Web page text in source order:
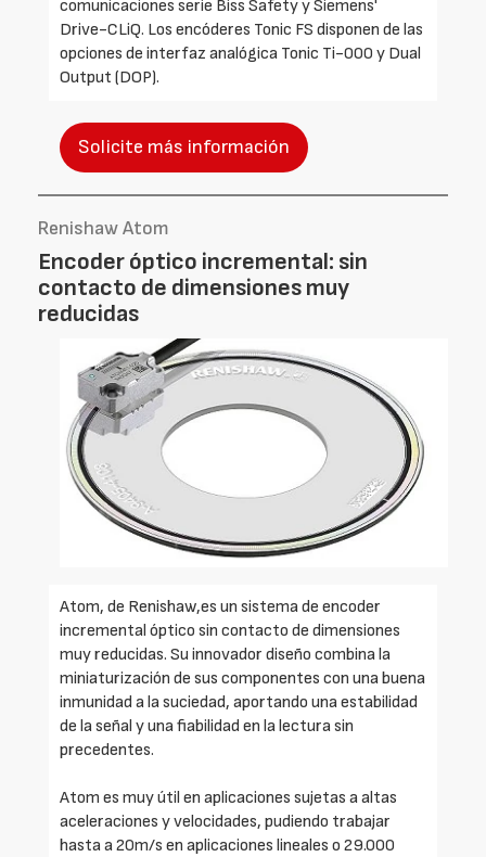
comunicaciones serie Biss Safety y Siemens'
Drive-CLiQ. Los encóderes Tonic FS disponen de las
opciones de interfaz analógica Tonic Ti-000 y Dual
Output (DOP).
Solicite más información
Renishaw Atom
Encoder óptico incremental: sin
contacto de dimensiones muy
reducidas
Atom, de Renishaw,es un sistema de encoder
incremental óptico sin contacto de dimensiones
muy reducidas. Su innovador diseño combina la
miniaturización de sus componentes con una buena
inmunidad a la suciedad, aportando una estabilidad
de la señal y una fiabilidad en la lectura sin
precedentes.
Atom es muy útil en aplicaciones sujetas a altas
aceleraciones y velocidades, pudiendo trabajar
hasta a 20m/s en aplicaciones lineales o 29.000